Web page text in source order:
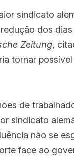
sindicato
dos
Zeitung,
tornar
de
sindicato
não se
face ao